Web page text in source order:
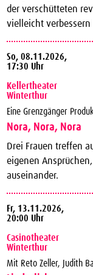
der verschütteten
vielleicht verbessern
So,08.11.2026,
17:30 Uhr
Kellertheater
Winterthur
Eine Grenzgänger
Nora, Nora, Nora
Drei Frauen treffen
eigenen
auseinander.
Fr, 13.11.2026,
20:00 Uhr
Casinotheater
Winterthur
Mit Reto Zeller, Judith